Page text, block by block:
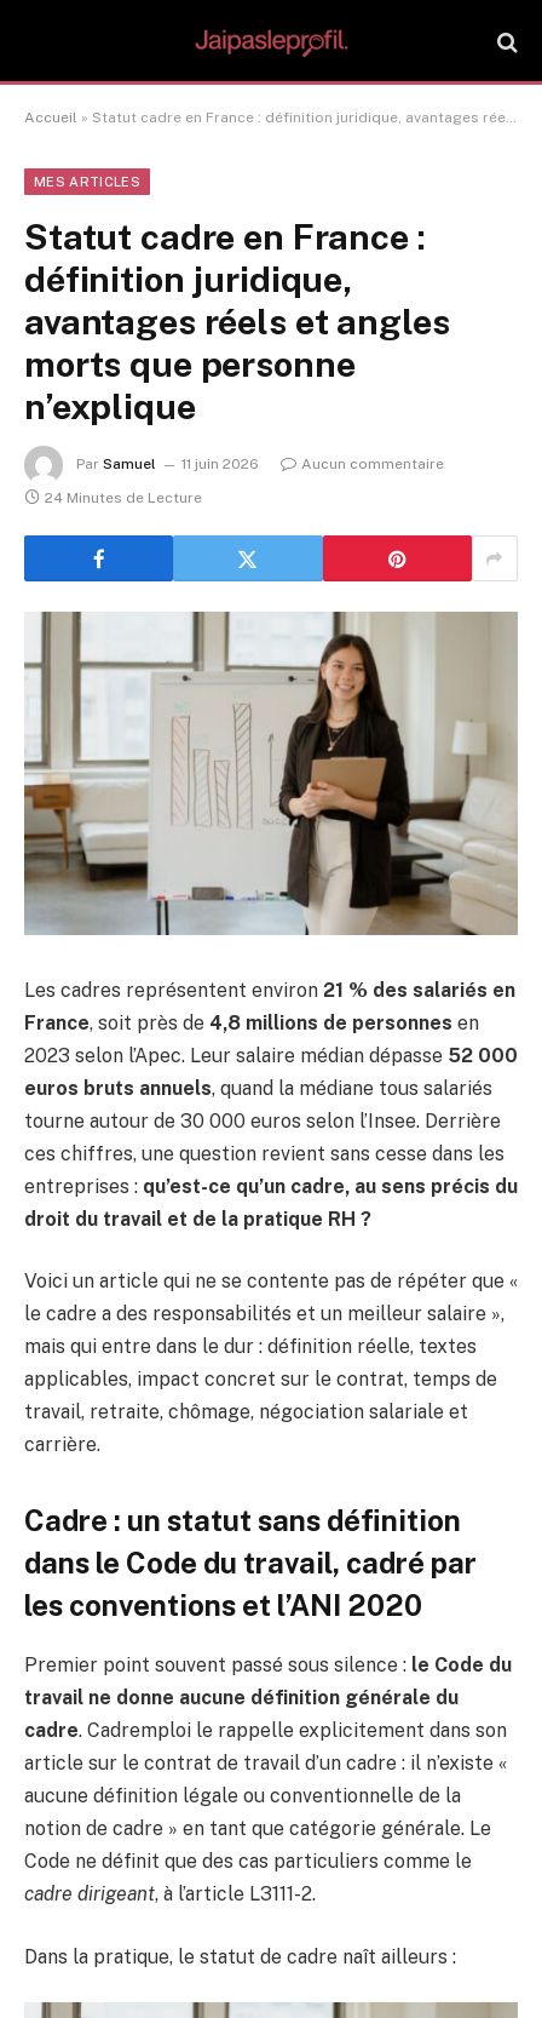
Accueil » Statut cadre en France : définition juridique, avantages réels et angles morts que personne n’explique
MES ARTICLES
Statut cadre en France :
définition juridique,
avantages réels et angles
morts que personne
n’explique
Par Samuel 11 juin 2026
Aucun commentaire
24 Minutes de Lecture
Les cadres représentent environ 21 % des salariés en
France, soit près de 4,8 millions de personnes en
2023 selon l’Apec. Leur salaire médian dépasse 52 000
euros bruts annuels, quand la médiane tous salariés
tourne autour de 30 000 euros selon l’Insee. Derrière
ces chiffres, une question revient sans cesse dans les
entreprises : qu’est-ce qu’un cadre, au sens précis du
droit du travail et de la pratique RH ?
Voici un article qui ne se contente pas de répéter que «
le cadre a des responsabilités et un meilleur salaire »,
mais qui entre dans le dur : définition réelle, textes
applicables, impact concret sur le contrat, temps de
travail, retraite, chômage, négociation salariale et
carrière.
Cadre : un statut sans définition
dans le Code du travail, cadré par
les conventions et l’ANI 2020
Premier point souvent passé sous silence : le Code du
travail ne donne aucune définition générale du
cadre. Cadremploi le rappelle explicitement dans son
article sur le contrat de travail d’un cadre : il n’existe «
aucune définition légale ou conventionnelle de la
notion de cadre » en tant que catégorie générale. Le
Code ne définit que des cas particuliers comme le
cadre dirigeant, à l’article L3111-2.
Dans la pratique, le statut de cadre naît ailleurs :